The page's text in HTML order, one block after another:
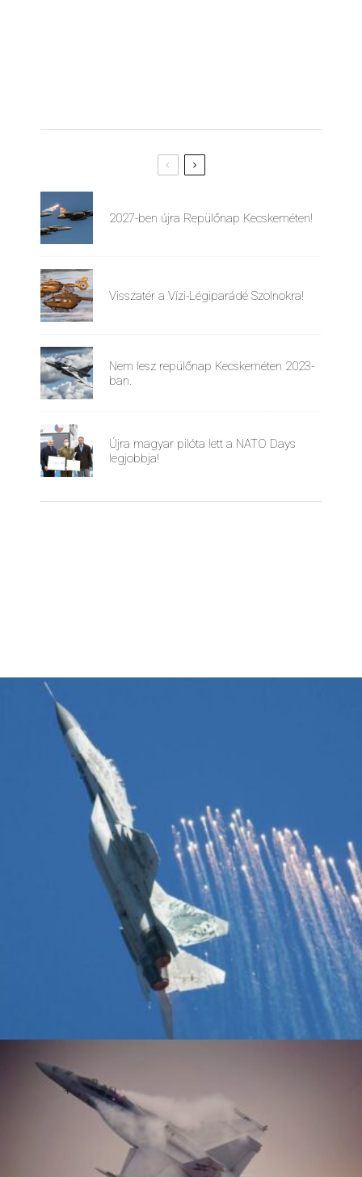
2027-ben újra Repülőnap Kecskeméten!
Visszatér a Vízi-Légiparádé Szolnokra!
Nem lesz repülőnap Kecskeméten 2023-
ban.
Újra magyar pilóta lett a NATO Days
legjobbja!